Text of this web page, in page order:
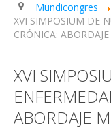
Servicios
Eventos
Mundicongres
XVI SIMPOSIUM DE
CRÓNICA:
XVI
ABORDAJE